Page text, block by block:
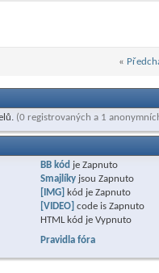
«
(0 registrovaných a 1
BB kód je Zapnuto
Smajlíkyjsou Zapnuto
[IMG] kód je Zapnuto
[VIDEO] code is Zapnuto
HTML kód je Vypnuto
Pravidla fóra